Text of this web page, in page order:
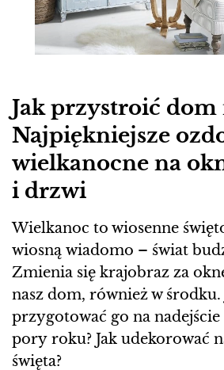
Jak przystroić dom
Najpiękniejsze
wielkanocne na
i drzwi
Wielkanoc to wiosenne
wiosną wiadomo – świat
Zmienia się krajobraz za
nasz dom, również w środku.
przygotować go na nadejście
pory roku? Jak udekorować
święta?